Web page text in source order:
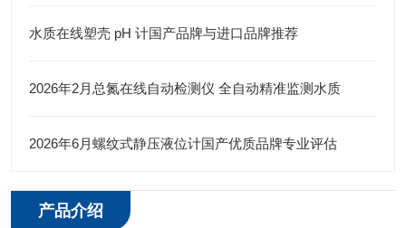
水质在线塑壳 pH 计国产品牌与进口品牌推荐​
2026年2月总氮在线自动检测仪 全自动精准监测水质​
2026年6月螺纹式静压液位计国产优质品牌专业评估
产品介绍